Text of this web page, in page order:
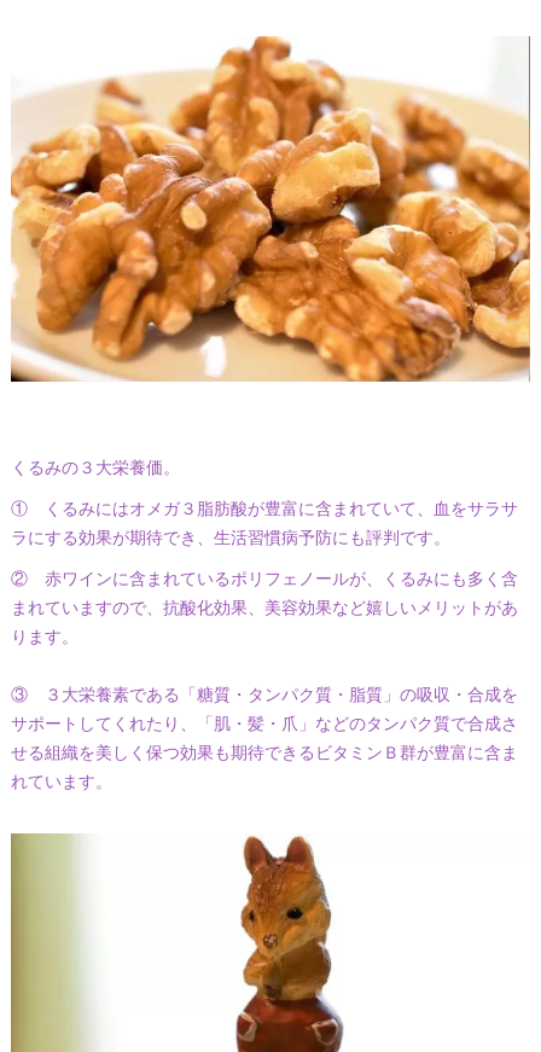
くるみの３大栄養価。
① くるみにはオメガ３脂肪酸が豊富に含まれていて、血をサラサ
ラにする効果が期待でき、生活習慣病予防にも評判です。
② 赤ワインに含まれているポリフェノールが、くるみにも多く含
まれていますので、抗酸化効果、美容効果など嬉しいメリットがあ
ります。
③ ３大栄養素である「糖質・タンパク質・脂質」の吸収・合成を
サポートしてくれたり、「肌・髪・爪」などのタンパク質で合成さ
せる組織を美しく保つ効果も期待できるビタミンＢ群が豊富に含ま
れています。